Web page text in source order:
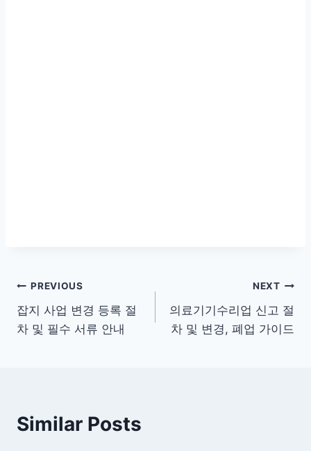
글
탐
PREVIOUS
잡지 사업 변경 등록 절
차 및 필수 서류 안내
NEXT
의료기기수리업 신고 절
차 및 변경, 폐업 가이드
Similar Posts